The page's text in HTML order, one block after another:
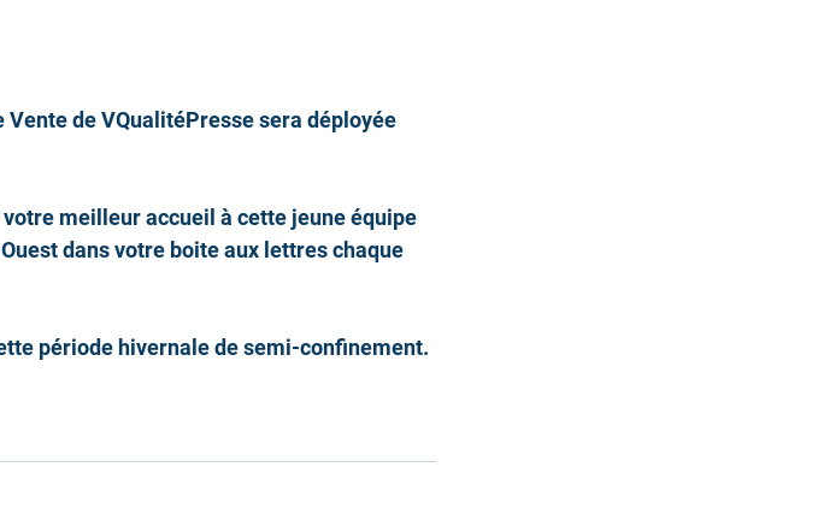
de VQualitéPresse sera déployée
meilleur accueil à cette jeune équipe
dans votre boite aux lettres chaque
période hivernale de semi-confinement.